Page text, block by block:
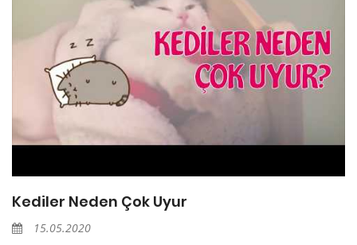
Kediler Neden Çok Uyur
15.05.2020